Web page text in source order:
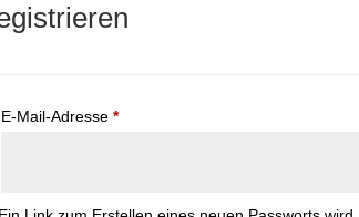
E-Mail-Adresse*Erforderlich